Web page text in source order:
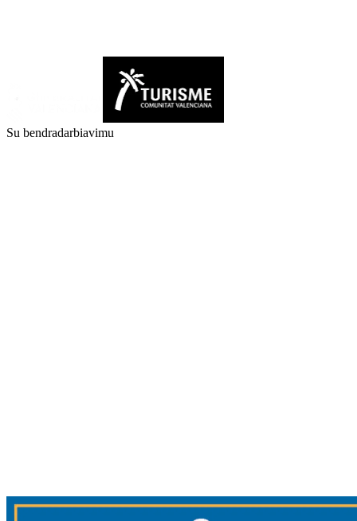
Su bendradarbiavimu